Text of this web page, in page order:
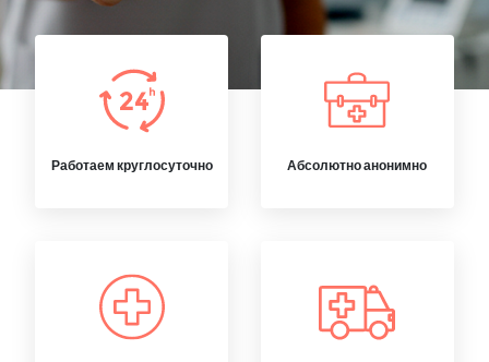
Работаем круглосуточно Абсолютно анонимно